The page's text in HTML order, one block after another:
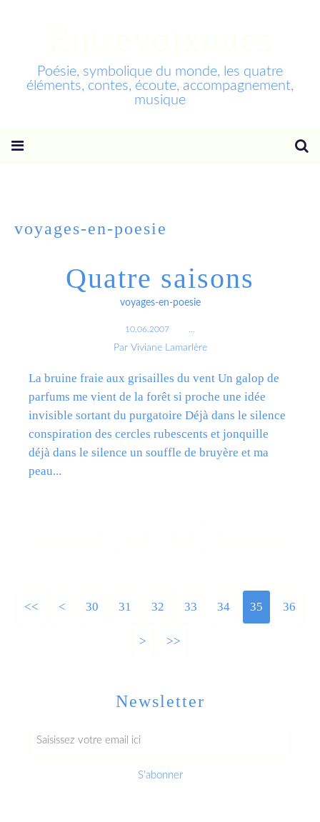
Poésie, symbolique du monde, les quatre
éléments, contes, écoute, accompagnement,
musique
voyages-en-poesie
Quatre saisons
voyages-en-poesie
10.06.2007
Par Viviane Lamarlère
La bruine fraie aux grisailles du vent Un galop de
parfums me vient de la forêt si proche une idée
invisible sortant du purgatoire Déjà dans le silence
conspiration des cercles rubescents et jonquille
déjà dans le silence un souffle de bruyère et ma
peau...
<< < 10
20
30 31 32 33 34 35 36
> >>
Newsletter